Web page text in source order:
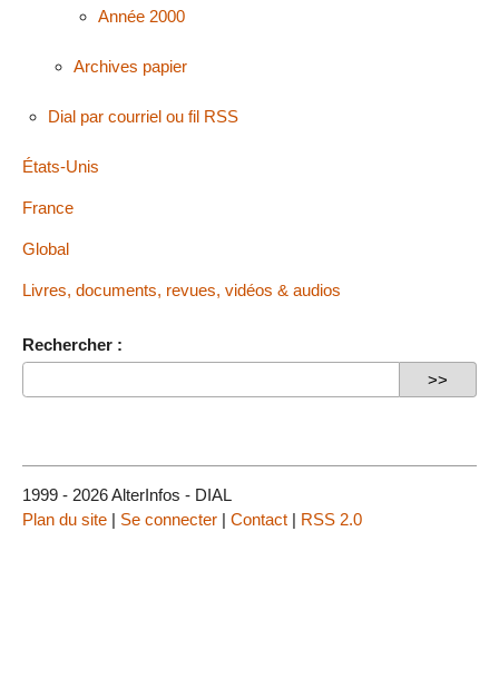
Année 2000
Archives papier
Dial par courriel ou fil RSS
États-Unis
France
Global
Livres, documents, revues, vidéos & audios
Rechercher :
1999 - 2026 AlterInfos - DIAL
Plan du site | Se connecter | Contact | RSS 2.0